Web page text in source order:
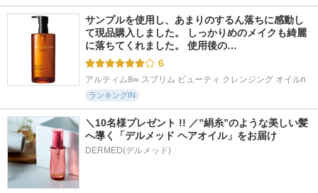
サンプルを使用し、あまりのするん落ちに感動し
て現品購入しました。 しっかりめのメイクも綺麗
に落ちてくれました。 使用後の…
6
アルティム8∞ スブリム ビューティ クレンジング オイルn
ランキングIN
＼10名様プレゼント !! ／”絹糸”のような美しい髪
へ導く「デルメッド ヘアオイル」をお届け
DERMED(デルメッド)